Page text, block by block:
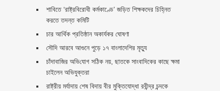
শাবিতে ‘রাষ্ট্রবিরোধী কর্মকাণ্ডে’ জড়িত শিক্ষকদের চিহ্নিত
করতে তদন্ত কমিটি
চার আর্থিক প্রতিষ্ঠান অকার্যকর ঘোষণা
সৌদি আরবে আগুনে পুড়ে ১৭ বাংলাদেশির মৃত্যু
চাঁদাবা‌জির অ‌ভি‌যোগ স‌ঠিক নয়, ছাতকে সাংবাদিকের কাছে ক্ষমা
চাইলেন অভিযুক্তরা
রাষ্ট্রীয় মর্যাদায় শেষ বিদায় বীর মুক্তিযোদ্ধা রবীন্দ্র চন্দকে